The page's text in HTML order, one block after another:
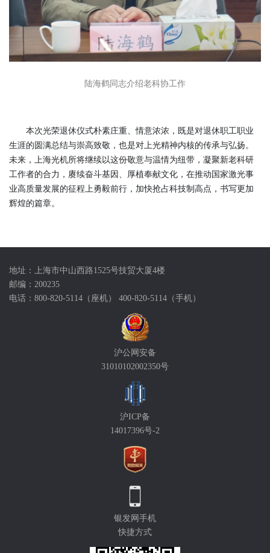
陆海鹤同志介绍老科协工作
本次光荣退休仪式朴素庄重、情意浓浓，既是对退休职工职业
生涯的圆满总结与崇高致敬，也是对上光精神内核的传承与弘扬。
未来，上海光机所将继续以这份敬意与温情为纽带，凝聚新老科研
工作者的合力，赓续奋斗基因、厚植奉献文化，在推动国家激光事
业高质量发展的征程上勇毅前行，加快抢占科技制高点，书写更加
辉煌的篇章。
地址：上海市中山西路1525号技贸大厦4楼
邮编：200235
电话：800-820-5114（座机） 400-820-5114（手机）
沪公网安备
31010102002350号
沪ICP备
14017396号-2
银发网手机
快捷方式